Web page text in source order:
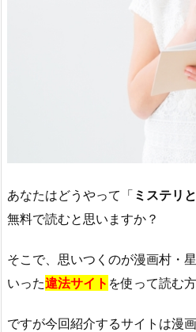
あなたはどうやって「 ミステリ
無料で読むと思いますか？
そこで、思いつくのが漫画村・
いった違法サイト を使って読む
ですが今回紹介するサイトは漫